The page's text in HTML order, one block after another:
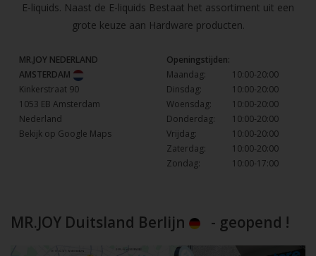
E-liquids. Naast de E-liquids Bestaat het assortiment uit een
grote keuze aan Hardware producten.
MR.JOY NEDERLAND
AMSTERDAM
Kinkerstraat 90
1053 EB Amsterdam
Nederland
Bekijk op Google Maps
Openingstijden:
Maandag:
10:00-20:00
Dinsdag:
10:00-20:00
Woensdag:
10:00-20:00
Donderdag:
10:00-20:00
Vrijdag:
10:00-20:00
Zaterdag:
10:00-20:00
Zondag:
10:00-17:00
MR.JOY Duitsland Berlijn - geopend !